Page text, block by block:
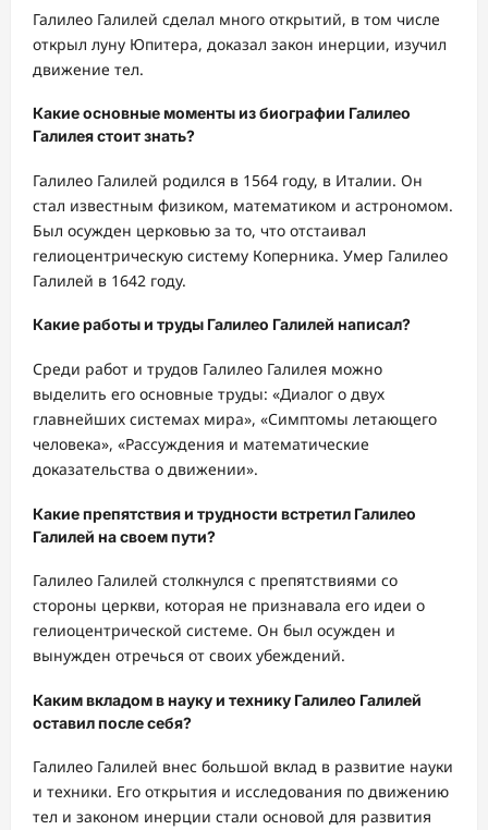
Галилео Галилей сделал много открытий, в том числе
открыл луну Юпитера, доказал закон инерции, изучил
движение тел.
Какие основные моменты из биографии Галилео
Галилея стоит знать?
Галилео Галилей родился в 1564 году, в Италии. Он
стал известным физиком, математиком и астрономом.
Был осужден церковью за то, что отстаивал
гелиоцентрическую систему Коперника. Умер Галилео
Галилей в 1642 году.
Какие работы и труды Галилео Галилей написал?
Среди работ и трудов Галилео Галилея можно
выделить его основные труды: «Диалог о двух
главнейших системах мира», «Симптомы летающего
человека», «Рассуждения и математические
доказательства о движении».
Какие препятствия и трудности встретил Галилео
Галилей на своем пути?
Галилео Галилей столкнулся с препятствиями со
стороны церкви, которая не признавала его идеи о
гелиоцентрической системе. Он был осужден и
вынужден отречься от своих убеждений.
Каким вкладом в науку и технику Галилео Галилей
оставил после себя?
Галилео Галилей внес большой вклад в развитие науки
и техники. Его открытия и исследования по движению
тел и законом инерции стали основой для развития